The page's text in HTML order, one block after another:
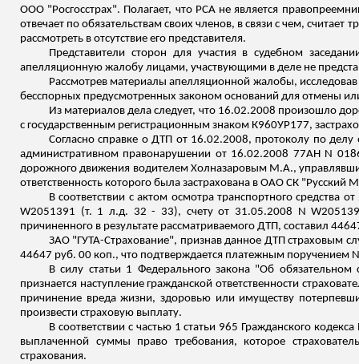
ООО "Росгосстрах". Полагает, что РСА не является
отвечает по обязательствам своих членов, в связи с чем,
рассмотреть в отсутствие его представителя.
Представители сторон для участия в судебном
апелляционную жалобу лицами, участвующими в деле не
Рассмотрев материалы апелляционной жалобы,
бесспорных предусмотренных законом оснований для отмены
Из материалов дела следует, что 16.02.2008 произошло
с государственным регистрационным знаком К960УР177,
Согласно справке о ДТП от 16.02.2008, протоколу по
административном правонарушении от 16.02.2008 77АН N
дорожного движения водителем Холназаровым М.А.,
ответственность которого была застрахована в ОАО СК "Русский
В соответствии с актом осмотра транспортного
W2051391 (т. 1л.д. 32 - 33), счету от 31.05.2008 N
причиненного в результате рассматриваемого ДТП, составил
ЗАО "ГУТА-Страхование", признав данное ДТП страховым
44647 руб. 00 коп., что подтверждается платежным поручением
В силу статьи 1 Федерального закона "Об обязательном
признается наступление гражданской ответственности
причинение вреда жизни, здоровью или имуществу
произвести страховую выплату.
В соответствии с частью 1 статьи 965 Гражданского
выплаченной суммы право требования, которое
страхования.